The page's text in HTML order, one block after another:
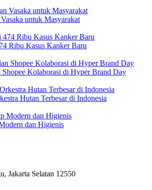
untuk Masyarakat
Ribu Kasus Kanker Baru
Kolaborasi di Hyper Brand Day
Hutan Terbesar di Indonesia
dan Higienis
Jakarta Selatan 12550